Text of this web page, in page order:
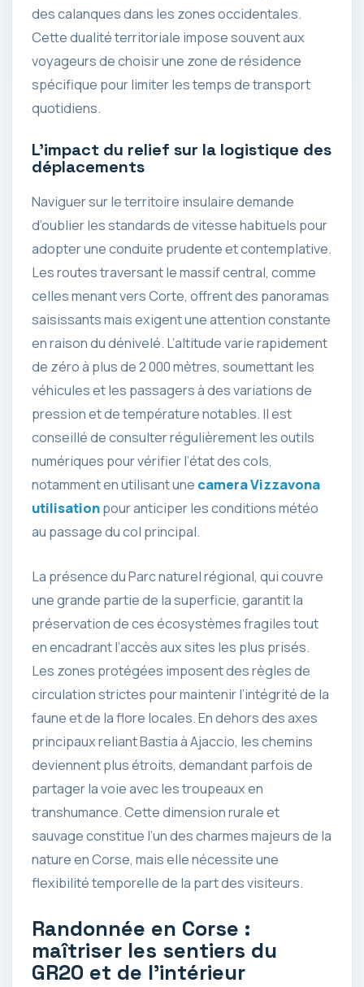
des calanques dans les zones occidentales.
Cette dualité territoriale impose souvent aux
voyageurs de choisir une zone de résidence
spécifique pour limiter les temps de transport
quotidiens.
L’impact du relief sur la logistique des
déplacements
Naviguer sur le territoire insulaire demande
d’oublier les standards de vitesse habituels pour
adopter une conduite prudente et contemplative.
Les routes traversant le massif central, comme
celles menant vers Corte, offrent des panoramas
saisissants mais exigent une attention constante
en raison du dénivelé. L’altitude varie rapidement
de zéro à plus de 2 000 mètres, soumettant les
véhicules et les passagers à des variations de
pression et de température notables. Il est
conseillé de consulter régulièrement les outils
numériques pour vérifier l’état des cols,
notamment en utilisant une camera Vizzavona
utilisationpour anticiper les conditions météo
au passage du col principal.
La présence du Parc naturel régional, qui couvre
une grande partie de la superficie, garantit la
préservation de ces écosystèmes fragiles tout
en encadrant l’accès aux sites les plus prisés.
Les zones protégées imposent des règles de
circulation strictes pour maintenir l’intégrité de la
faune et de la flore locales. En dehors des axes
principaux reliant Bastia à Ajaccio, les chemins
deviennent plus étroits, demandant parfois de
partager la voie avec les troupeaux en
transhumance. Cette dimension rurale et
sauvage constitue l’un des charmes majeurs de la
nature en Corse, mais elle nécessite une
flexibilité temporelle de la part des visiteurs.
Randonnée en Corse :
maîtriser les sentiers du
GR20 et de l’intérieur